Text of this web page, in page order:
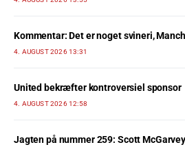
Kommentar: Det er noget svineri,
4. AUGUST 2026 13:31
United bekræfter kontroversiel sponsor
4. AUGUST 2026 12:58
Jagten på nummer 259: Scott